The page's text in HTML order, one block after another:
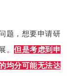
题，想要申请研
。但是考虑到申
均分可能无法达